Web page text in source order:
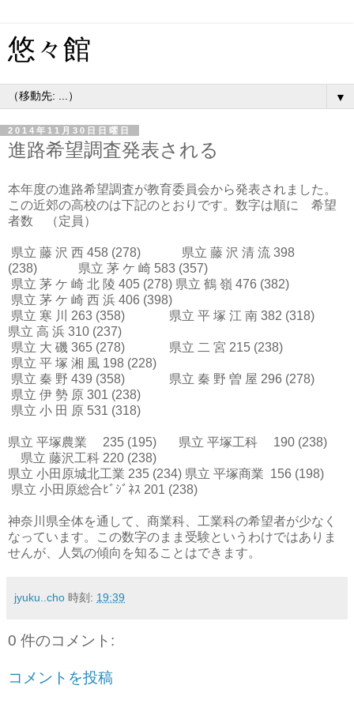
悠々館
▼
2014年11月30日日曜日
進路希望調査発表される
本年度の進路希望調査が教育委員会から発表されました。
この近郊の高校のは下記のとおりです。数字は順に 希望
者数 （定員）
県立 藤 沢 西 458 (278) 県立 藤 沢 清 流 398
(238) 県立 茅 ケ 崎 583 (357)
県立 茅 ケ 崎 北 陵 405 (278) 県立 鶴 嶺 476 (382)
県立 茅 ケ 崎 西 浜 406 (398)
県立 寒 川 263 (358) 県立 平 塚 江 南 382 (318)
県立 高 浜 310 (237)
県立 大 磯 365 (278) 県立 二 宮 215 (238)
県立 平 塚 湘 風 198 (228)
県立 秦 野 439 (358) 県立 秦 野 曽 屋 296 (278)
県立 伊 勢 原 301 (238)
県立 小 田 原 531 (318)
県立 平塚農業 235 (195) 県立 平塚工科 190 (238)
県立 藤沢工科 220 (238)
県立 小田原城北工業 235 (234) 県立 平塚商業 156 (198)
県立 小田原総合ﾋﾞｼﾞﾈｽ 201 (238)
神奈川県全体を通して、商業科、工業科の希望者が少なく
なっています。この数字のまま受験というわけではありま
せんが、人気の傾向を知ることはできます。
jyuku..cho 時刻: 19:39
0 件のコメント:
コメントを投稿